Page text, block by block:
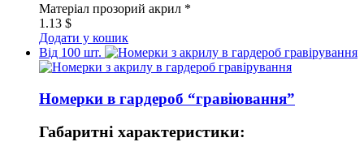
Матеріал прозорий акрил *
1.13 $
Додати у кошик
Від 100 шт.
Номерки в гардероб “гравіювання”
Габаритні характеристики: